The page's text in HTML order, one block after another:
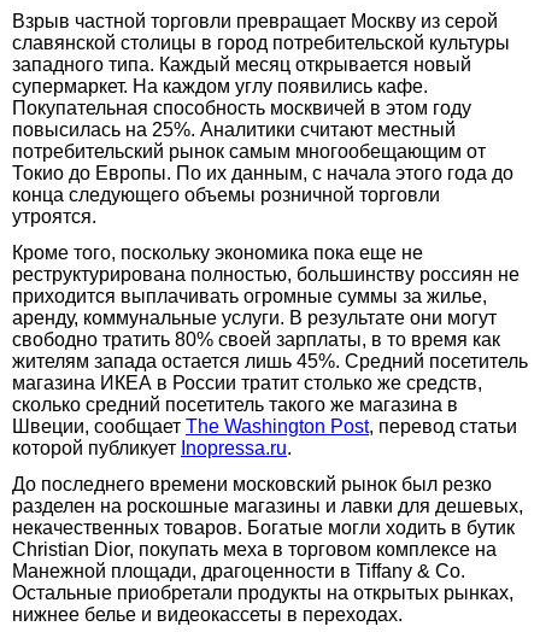
Взрыв частной торговли превращает Москву из серой
славянской столицы в город потребительской культуры
западного типа. Каждый месяц открывается новый
супермаркет. На каждом углу появились кафе.
Покупательная способность москвичей в этом году
повысилась на 25%. Аналитики считают местный
потребительский рынок самым многообещающим от
Токио до Европы. По их данным, с начала этого года до
конца следующего объемы розничной торговли
утроятся.
Кроме того, поскольку экономика пока еще не
реструктурирована полностью, большинству россиян не
приходится выплачивать огромные суммы за жилье,
аренду, коммунальные услуги. В результате они могут
свободно тратить 80% своей зарплаты, в то время как
жителям запада остается лишь 45%. Средний посетитель
магазина ИКЕА в России тратит столько же средств,
сколько средний посетитель такого же магазина в
Швеции, сообщает The Washington Post, перевод статьи
которой публикует Inopressa.ru.
До последнего времени московский рынок был резко
разделен на роскошные магазины и лавки для дешевых,
некачественных товаров. Богатые могли ходить в бутик
Christian Dior, покупать меха в торговом комплексе на
Манежной площади, драгоценности в Tiffany & Co.
Остальные приобретали продукты на открытых рынках,
нижнее белье и видеокассеты в переходах.